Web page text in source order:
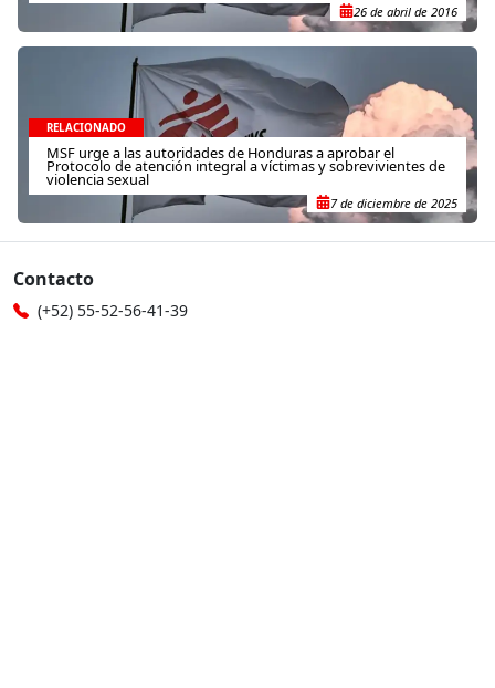
26 de abril de 2016
RELACIONADO
MSF urge a las autoridades de Honduras a aprobar el
Protocolo de atención integral a víctimas y sobrevivientes de
violencia sexual
7 de diciembre de 2025
Contacto
(+52) 55-52-56-41-39